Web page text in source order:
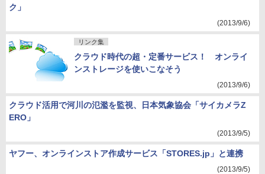
ク」
(2013/9/6)
リンク集
クラウド時代の超・定番サービス！ オンライ
ンストレージを使いこなそう
(2013/9/6)
クラウド活用で河川の氾濫を監視、日本気象協会「サイカメラZ
ERO」
(2013/9/5)
ヤフー、オンラインストア作成サービス「STORES.jp」と連携
(2013/9/5)